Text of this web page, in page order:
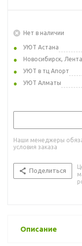
Нет в наличии
УЮТ Астана
Новосибирск, Лента
УЮТ в тц Апорт
УЮТ Алматы
Наши менеджеры
условия заказа
Поделиться
Описание